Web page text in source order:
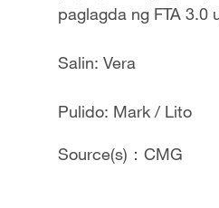
paglagda ng FTA
Salin: Vera
Pulido: Mark / Lito
Source(s)：CMG